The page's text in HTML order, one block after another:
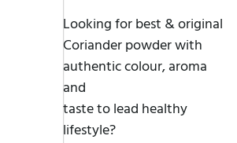
Looking for best & original
Coriander powder with
authentic colour, aroma
and
taste to lead healthy
lifestyle?